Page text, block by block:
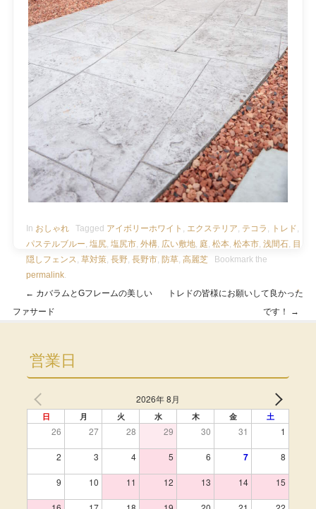
In おしゃれ Tagged アイボリーホワイト , エクステリア, テコラ , トレド,
パステルブルー, 塩尻, 塩尻市, 外構, 広い敷地, 庭, 松本, 松本市, 浅間石, 目
隠しフェンス, 草対策, 長野, 長野市, 防草, 高麗芝 Bookmark the
permalink.
・
Post navigation
← カバラムとGフレームの美しい
ファサード
トレドの皆様にお願いして良かった
です！
→
営業日
2026年 8月
日 月 火 水 木 金 土
26 27 28 29 30 31 1
2 3 4 5 6 7 8
9 10 11 12 13 14 15